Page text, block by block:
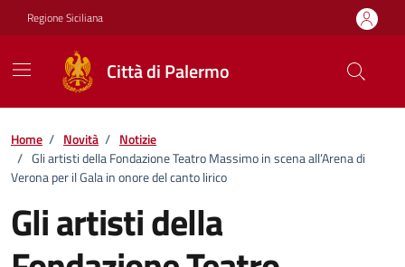
Vai ai contenuti
Vai al footer
Regione Siciliana
Città di Palermo
Home / Novità / Notizie
/ Gli artisti della Fondazione Teatro Massimo in scena all’Arena di
Verona per il Gala in onore del canto lirico
Gli artisti della